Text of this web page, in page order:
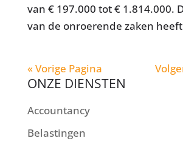
van € 197.000 tot € 1.814.000.
van de onroerende zaken
« Vorige Pagina
ONZE DIENSTEN
Accountancy
Belastingen